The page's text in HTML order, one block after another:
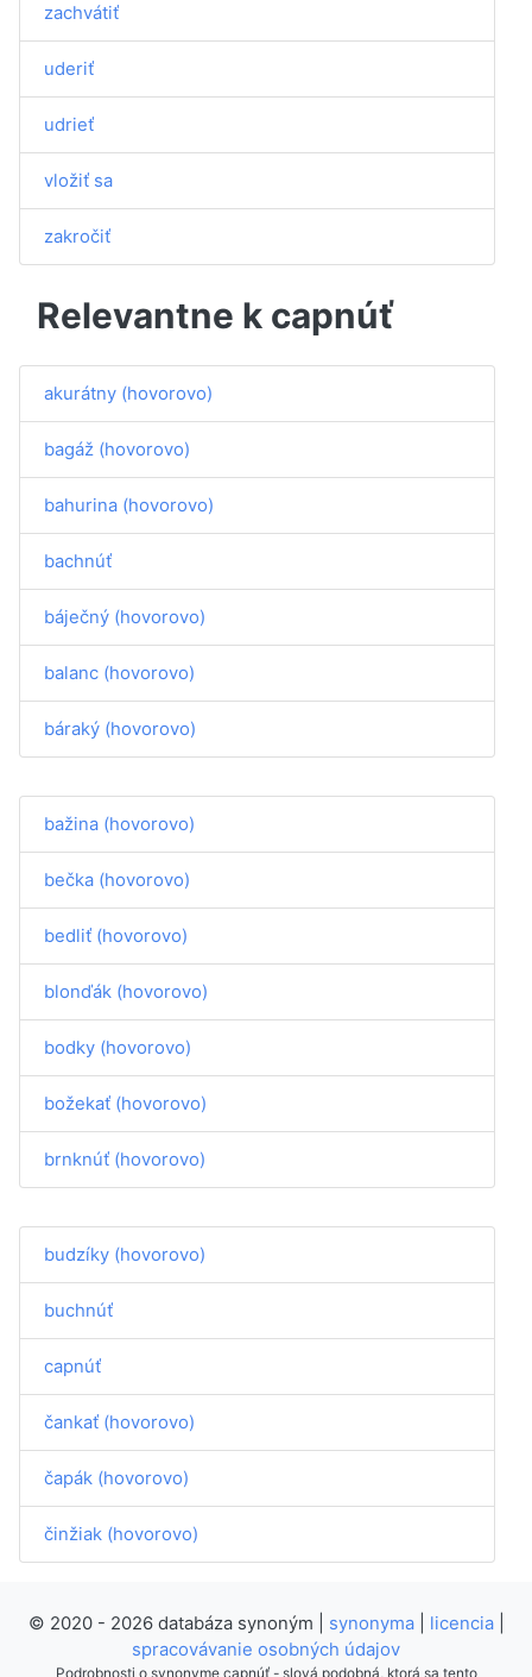
zachvátiť
uderiť
udrieť
vložiť sa
zakročiť
Relevantne k capnúť
akurátny (hovorovo)
bagáž (hovorovo)
bahurina (hovorovo)
bachnúť
báječný (hovorovo)
balanc (hovorovo)
báraký (hovorovo)
bažina (hovorovo)
bečka (hovorovo)
bedliť (hovorovo)
blonďák (hovorovo)
bodky (hovorovo)
božekať (hovorovo)
brnknúť (hovorovo)
budzíky (hovorovo)
buchnúť
capnúť
čankať (hovorovo)
čapák (hovorovo)
činžiak (hovorovo)
© 2020 - 2026 databáza synoným | synonyma| licencia|
spracovávanie osobných údajov
Podrobnosti o synonyme capnúť - slová podobná, ktorá sa tento